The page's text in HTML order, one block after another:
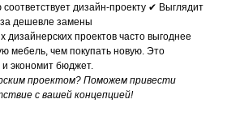
дизайн-проекту ✔ Выглядит
дешевле замены
проектов часто выгоднее
мебель, чем покупать новую. Это
экономит бюджет.
проектом? Поможем привести
с вашей концепцией!
обратной связи,